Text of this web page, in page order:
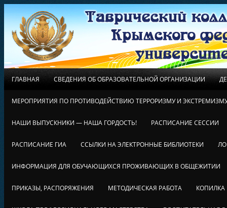
ГЛАВНАЯ СВЕДЕНИЯ ОБ ОБРАЗОВАТЕЛЬНОЙ ОРГАНИЗАЦИИ
МЕРОПРИЯТИЯ ПО ПРОТИВОДЕЙСТВИЮ ТЕРРОРИЗМУ И
НАШИ ВЫПУСКНИКИ — НАША ГОРДОСТЬ! РАСПИСАНИЕ СЕССИИ
РАСПИСАНИЕ ГИА ССЫЛКИ НА ЭЛЕКТРОННЫЕ БИБЛИОТЕКИ
ИНФОРМАЦИЯ ДЛЯ ОБУЧАЮЩИХСЯ ПРОЖИВАЮЩИХ В ОБЩЕЖИТИИ
ПРИКАЗЫ, РАСПОРЯЖЕНИЯ МЕТОДИЧЕСКАЯ РАБОТА КОПИЛКА